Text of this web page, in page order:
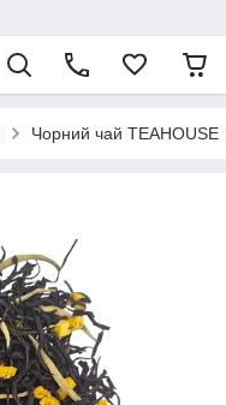
Чорний чай TEAHOUSE